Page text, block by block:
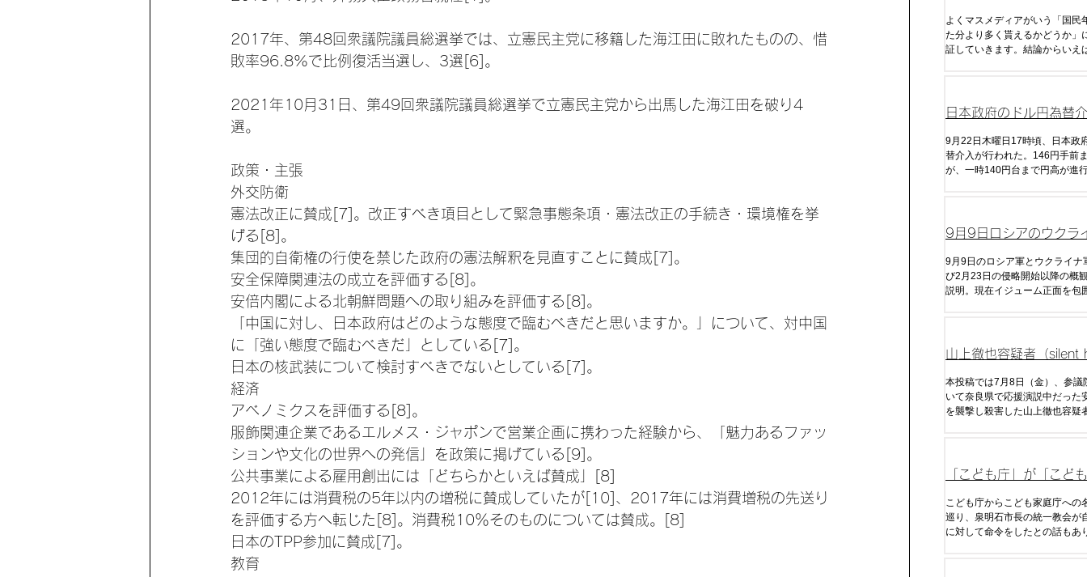
2017年、第48回衆議院議員総選挙では、立憲民主党に移籍した海江田に敗れたものの、惜
敗率96.8%で比例復活当選し、3選[6]。
2021年10月31日、第49回衆議院議員総選挙で立憲民主党から出馬した海江田を破り4
選。
政策・主張
外交防衛
憲法改正に賛成[7]。改正すべき項目として緊急事態条項・憲法改正の手続き・環境権を挙
げる[8]。
集団的自衛権の行使を禁じた政府の憲法解釈を見直すことに賛成[7]。
安全保障関連法の成立を評価する[8]。
安倍内閣による北朝鮮問題への取り組みを評価する[8]。
「中国に対し、日本政府はどのような態度で臨むべきだと思いますか。」について、対中国
に「強い態度で臨むべきだ」としている[7]。
日本の核武装について検討すべきでないとしている[7]。
経済
アベノミクスを評価する[8]。
服飾関連企業であるエルメス・ジャポンで営業企画に携わった経験から、「魅力あるファッ
ションや文化の世界への発信」を政策に掲げている[9]。
公共事業による雇用創出には「どちらかといえば賛成」[8]
2012年には消費税の5年以内の増税に賛成していたが[10]、2017年には消費増税の先送り
を評価する方へ転じた[8]。消費税10％そのものについては賛成。[8]
日本のTPP参加に賛成[7]。
教育
く貰えるのか
よくマスメディアがいう「国民
た分より多く貰えるかどうか」
証していきます。結論からいえ
きな理由は「税金」です。
日本政府のドル円為替
析・予想
9月22日木曜日17時頃、日本政
替介入が行われた。146円手前
が、一時140円台まで円高が進
9月9日ロシアのウクラ
戦況分析
9月9日のロシア軍とウクライナ
び2月23日の侵略開始以降の概
説明。現在イジューム正面を包
山上徹也容疑者（silent
333@333_hill）のツイ
本投稿では7月8日（金）、参議
いて奈良県で応援演説中だった
を襲撃し殺害した山上徹也容疑
「こども庁」が「こど
庁」に変更された経緯
こども庁からこども家庭庁への
巡り、泉明石市長の統一教会が
に対して命令をしたとの話もあ